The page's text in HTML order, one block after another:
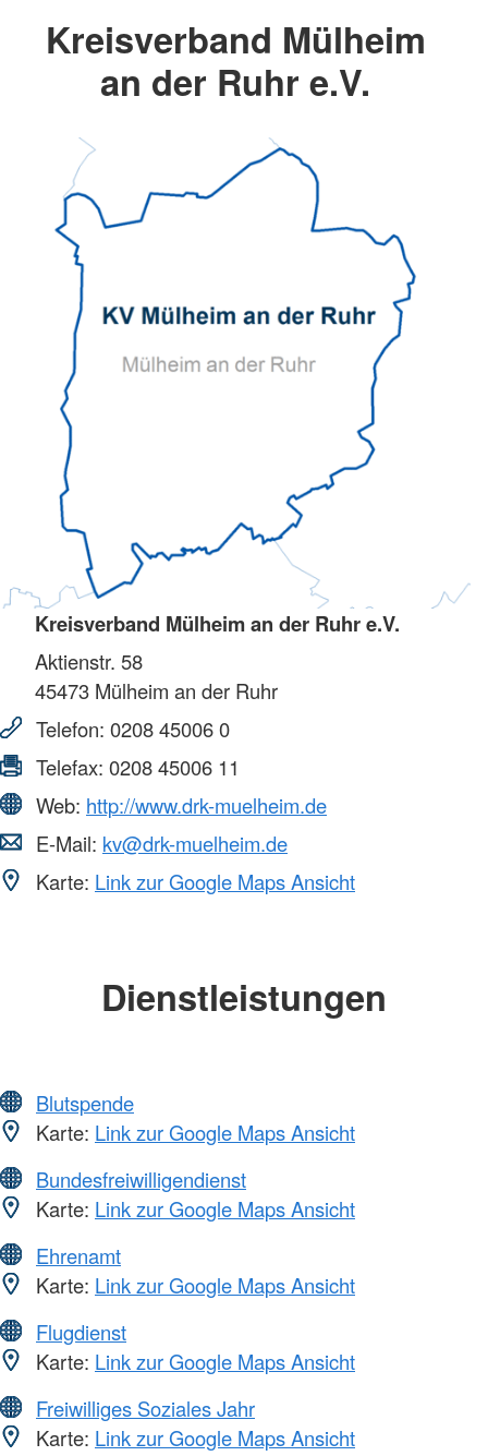
Kreisverband Mülheim
an der Ruhr e.V.
Kreisverband Mülheim an der Ruhr e.V.
Aktienstr. 58
45473 Mülheim an der Ruhr
Telefon: 0208 45006 0
Telefax: 0208 45006 11
Web: http://www.drk-muelheim.de
E-Mail: kv@drk-muelheim.de
Karte: Link zur Google Maps Ansicht
Dienstleistungen
Blutspende
Karte: Link zur Google Maps Ansicht
Bundesfreiwilligendienst
Karte: Link zur Google Maps Ansicht
Ehrenamt
Karte: Link zur Google Maps Ansicht
Flugdienst
Karte: Link zur Google Maps Ansicht
Freiwilliges Soziales Jahr
Karte: Link zur Google Maps Ansicht